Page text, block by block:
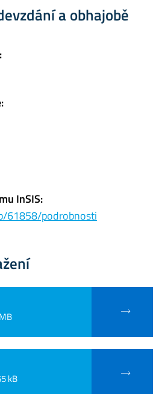
a obhajobě
InSIS:
61858/podrobnosti
kB